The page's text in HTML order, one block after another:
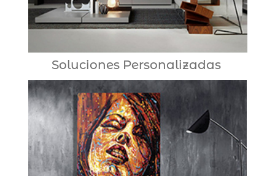
Soluciones Personalizadas